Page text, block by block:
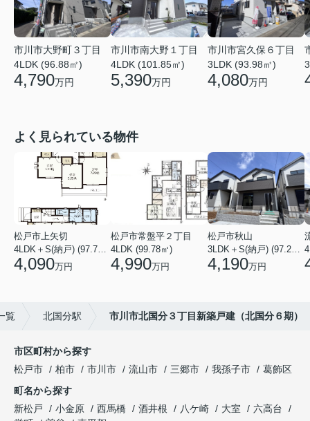
市川市大野町３丁目
4LDK (96.88㎡)
4,790万円
市川市南大野１丁目
4LDK (101.85㎡)
5,390万円
市川市宮久保６丁目
3LDK (93.98㎡)
4,080万円
よく見られている物件
松戸市上矢切
4LDK＋S(納戸) (97.71㎡)
4,090万円
松戸市常盤平２丁目
4LDK (99.78㎡)
4,990万円
松戸市秋山
3LDK＋S(納戸) (97.29㎡)
4,190万円
覧 北国分駅 市川市北国分３丁目新築戸建（北国分６期）
市区町村から探す
松戸市
柏市 市川市 流山市 三郷市 我孫子市
葛飾区
町名から探す
新松戸
小金原 西馬橋 酒井根 八ケ崎 大室
六高台